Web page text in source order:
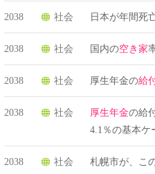
2038 社会 日本が年間死
2038 社会 国内の空き家
2038 社会 厚生年金の給
2038 社会 厚生年金の給
4.1％の基本ケ
2038 社会 札幌市が、こ